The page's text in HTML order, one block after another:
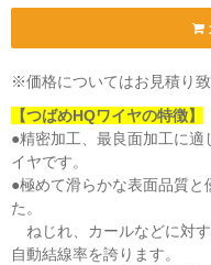
※価格についてはお見積り
【つばめHQワイヤの特徴】
●精密加工、最良面加工に
イヤです。
●極めて滑らかな表面品質
た。
ねじれ、カールなどに対
自動結線率を誇ります。